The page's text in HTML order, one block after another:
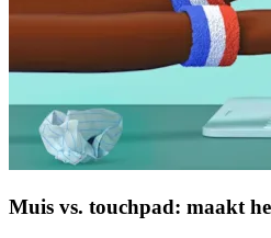
Muis vs. touchpad: maakt